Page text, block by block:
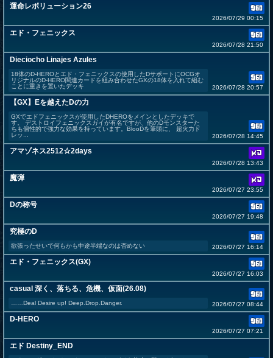
運命レボリューション26
2026/07/29 00:15
エド・フェニックス
2026/07/28 21:50
Dieciocho Linajes Azules
18体のD-HEROとエド・フェニックスの使用したDサポートにOCGオ
リジナルのD-HERO関連カードを組み合わせたGXの18体を入れて組む
ことに重きを置いたデッキ
2026/07/28 20:57
【GX】Eを越えたDの力
GXでエドフェニックスが使用したDHEROをメインとしたデッキで
す。 デストロイフェニックスガイが有名ですが、他のDモンスターた
ちも個性的で強力な効果を持っています。BlooDを筆頭に、 超火力ド
レッ...
2026/07/28 14:45
アマゾネス2512☆2days
2026/07/28 13:43
魔弾
2026/07/27 23:55
Dの称号
2026/07/27 19:48
究極のD
欲張ったせいで何もかも中途半端なのは否めない 2026/07/27 16:14
エド・フェニックス(GX)
2026/07/27 16:03
casual 深く、落ちる、危機、仮面(26.08)
……Deal Desire up! Deep.Drop.Danger. 2026/07/27 08:44
D-HERO
2026/07/27 07:21
エド Destiny_END